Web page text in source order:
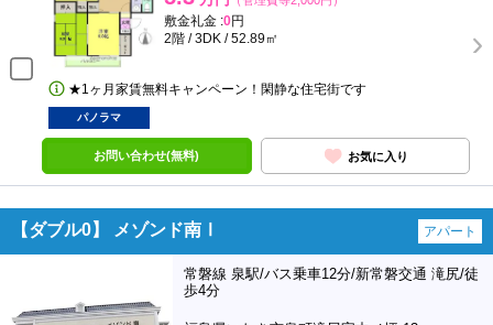
敷金礼金 :0円
2階 / 3DK / 52.89㎡
★1ヶ月家賃無料キャンペーン！閑静な住宅街です
パノラマ
お問い合わせ(無料) お気に入り
【ダブル0】 メゾンド南Ⅰ アパート
常磐線 泉駅/バス乗車12分/新常磐交通 滝尻/徒
歩4分